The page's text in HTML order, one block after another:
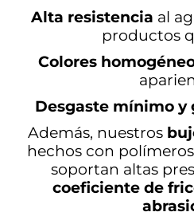
Alta resistencia al
productos
Colores
Desgaste mínimo y
Además, nuestros
hechos con
soportan altas
coeficiente de